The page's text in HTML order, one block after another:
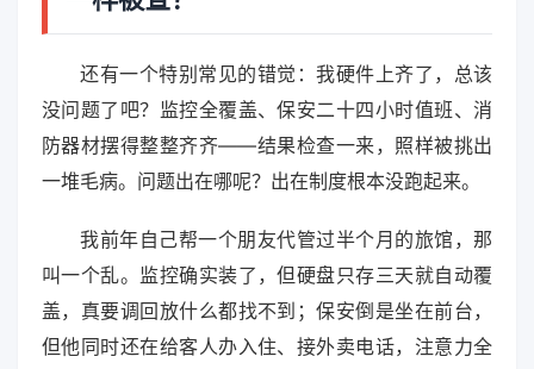
还有一个特别常见的错觉：我硬件上齐了，总该
没问题了吧？监控全覆盖、保安二十四小时值班、消
防器材摆得整整齐齐——结果检查一来，照样被挑出
一堆毛病。问题出在哪呢？出在制度根本没跑起来。
我前年自己帮一个朋友代管过半个月的旅馆，那
叫一个乱。监控确实装了，但硬盘只存三天就自动覆
盖，真要调回放什么都找不到；保安倒是坐在前台，
但他同时还在给客人办入住、接外卖电话，注意力全